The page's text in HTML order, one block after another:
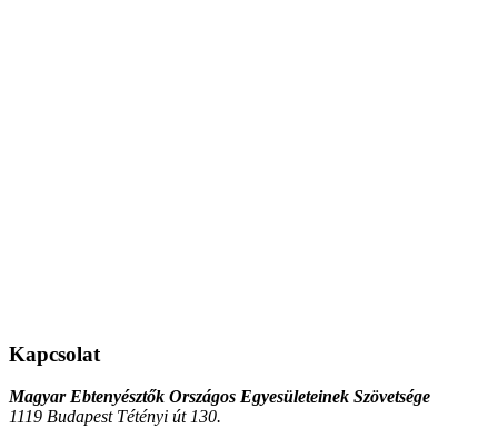
Kapcsolat
Magyar Ebtenyésztők Országos Egyesületeinek Szövetsége
1119 Budapest Tétényi út 130.